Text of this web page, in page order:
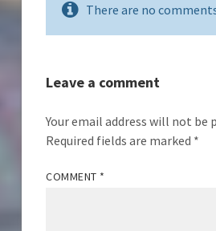
There are no
Leave a comment
Your email address will not be
Required fields are marked *
COMMENT *